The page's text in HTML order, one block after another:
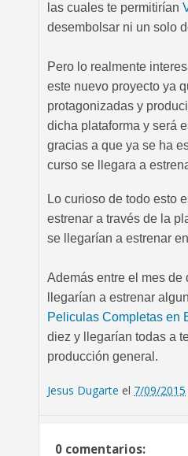
las cuales te permitirían
desembolsar ni un solo
Pero lo realmente
este nuevo proyecto ya
protagonizadas y
dicha plataforma y será
gracias a que ya se ha
curso se llegara a
Lo curioso de todo esto
estrenar a través de la
se llegarían a estrenar
Además entre el mes
llegarían a estrenar
Peliculas Completas en
diez y llegarían todas a
producción general.
Jesus Dugarte el 7/09/2015
0 comentarios: